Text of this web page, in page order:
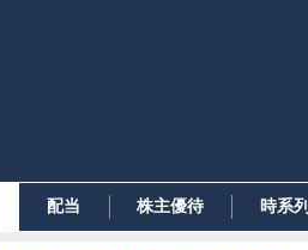
配当 株主優待 時系列